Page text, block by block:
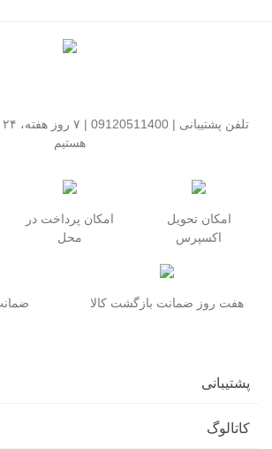
هستیم
امکان تحویل
اکسپرس
امکان پرداخت در
محل
هفت روز ضمانت بازگشت کالا
پشتیبانی
کاتالوگ